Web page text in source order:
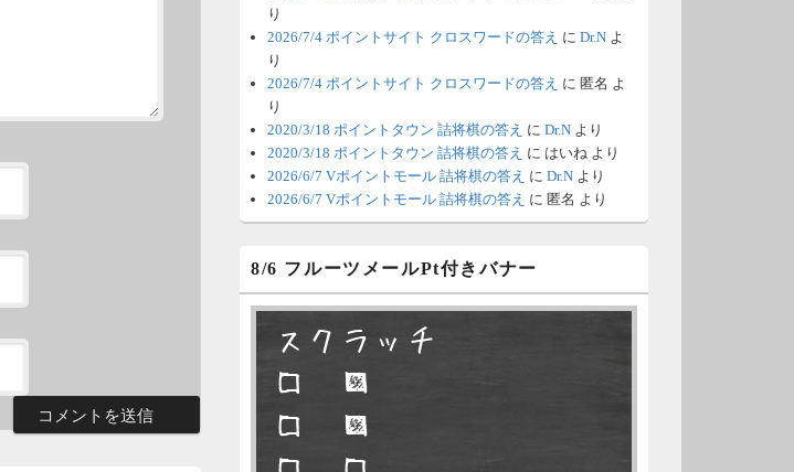
日の更新は休みます。申し訳あり
ません。
6/8 4:39 （Dr.N）
Vポイントモールが6：00までメン
テナンスとのことなので、本日分
の更新は難しいかもしれません。
明日、6月7日分の更新は昼頃にな
ってしまいそうです。申し訳ござ
いません。
6/2 10:04
永久不滅.comの本日分の更新が完
了しました。
り
2026/7/4 ポイントサイト クロスワードの答え に Dr.N よ
り
2026/7/4 ポイントサイト クロスワードの答え に 匿名 よ
り
2020/3/18 ポイントタウン 詰将棋の答え に Dr.N より
2020/3/18 ポイントタウン 詰将棋の答え に はいね より
2026/6/7 Vポイントモール 詰将棋の答え に Dr.N より
2026/6/7 Vポイントモール 詰将棋の答え に 匿名 より
8/6 フルーツメールPt付きバナー
スクラッチ
□ ■
□ ■